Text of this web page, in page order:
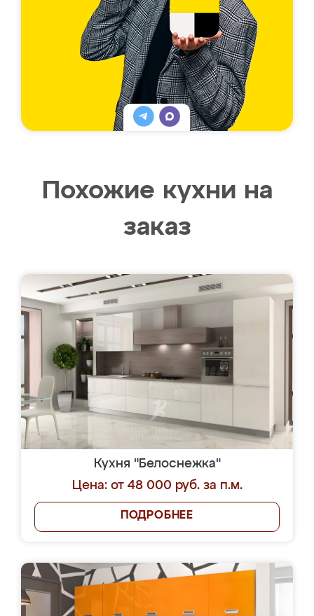
Похожие кухни на
заказ
Кухня "Белоснежка"
Цена: от 48 000 руб. за п.м.
ПОДРОБНЕЕ